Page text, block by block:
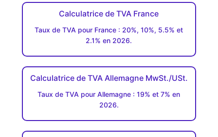
Calculatrice de TVA France
Taux de TVA pour France : 20%, 10%, 5.5% et
2.1% en 2026.
Calculatrice de TVA Allemagne MwSt./USt.
Taux de TVA pour Allemagne : 19% et 7% en
2026.